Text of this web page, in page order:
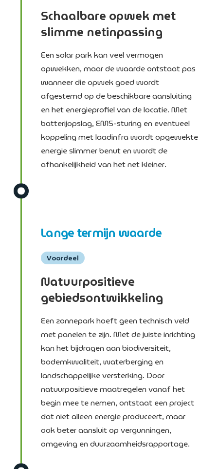
Schaalbare opwek met
slimme netinpassing
Een solar park kan veel vermogen
opwekken, maar de waarde ontstaat pas
wanneer die opwek goed wordt
afgestemd op de beschikbare aansluiting
en het energieprofiel van de locatie. Met
batterijopslag, EMS-sturing en eventueel
koppeling met laadinfra wordt opgewekte
energie slimmer benut en wordt de
afhankelijkheid van het net kleiner.
Lange termijn waarde
Voordeel
Natuurpositieve
gebiedsontwikkeling
Een zonnepark hoeft geen technisch veld
met panelen te zijn. Met de juiste inrichting
kan het bijdragen aan biodiversiteit,
bodemkwaliteit, waterberging en
landschappelijke versterking. Door
natuurpositieve maatregelen vanaf het
begin mee te nemen, ontstaat een project
dat niet alleen energie produceert, maar
ook beter aansluit op vergunningen,
omgeving en duurzaamheidsrapportage.